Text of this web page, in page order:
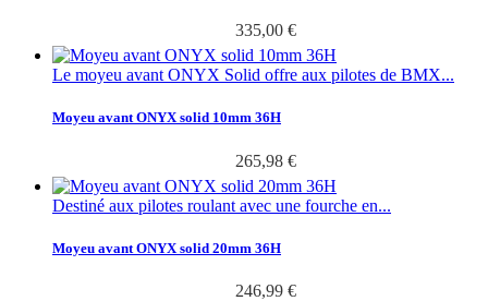
335,00 €
Le moyeu avant ONYX Solid offre aux pilotes de BMX...
Moyeu avant ONYX solid 10mm 36H
265,98 €
Destiné aux pilotes roulant avec une fourche en...
Moyeu avant ONYX solid 20mm 36H
246,99 €